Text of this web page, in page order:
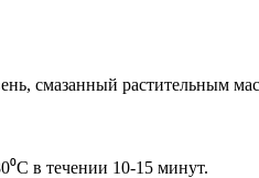
смазанный растительным
в течении 10-15 минут.